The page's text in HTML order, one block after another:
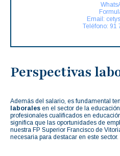
Email:
Teléfono: 91
Perspectivas
Además del salario, es fundamental
laborales en el sector de la
profesionales cualificados en
significa que las oportunidades de
nuestra FP Superior Francisco de
necesaria para destacar en este sector.